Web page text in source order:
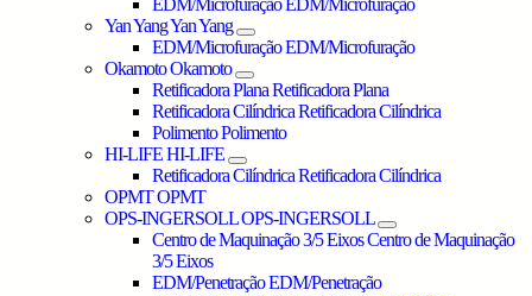
EDM/MicrofuraçãoEDM/Microfuração
Yan YangYan Yang
EDM/MicrofuraçãoEDM/Microfuração
OkamotoOkamoto
Retificadora PlanaRetificadora Plana
Retificadora CilíndricaRetificadora Cilíndrica
PolimentoPolimento
HI-LIFEHI-LIFE
Retificadora CilíndricaRetificadora Cilíndrica
OPMTOPMT
OPS-INGERSOLL OPS-INGERSOLL
Centro de Maquinação 3/5 EixosCentro de Maquinação
3/5 Eixos
EDM/PenetraçãoEDM/Penetração